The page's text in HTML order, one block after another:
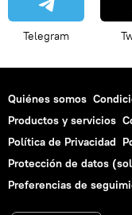
Telegram
Quiénes somos
Productos y servicios
Política de Privacidad
Protección de datos
Preferencias de